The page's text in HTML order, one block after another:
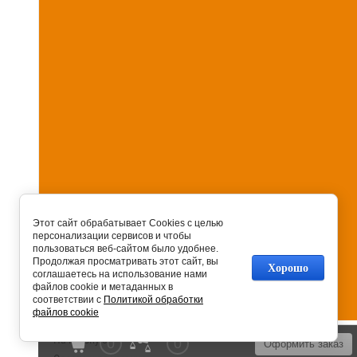
Оформить заказ
0 0
На главную
Этот сайт обрабатывает Cookies с целью
персонализации сервисов и чтобы
пользоваться веб-сайтом было удобнее.
Продолжая просматривать этот сайт, вы
соглашаетесь на использование нами
файлов cookie и метаданных в
соответствии с Политикой обработки
файлов cookie
Хорошо